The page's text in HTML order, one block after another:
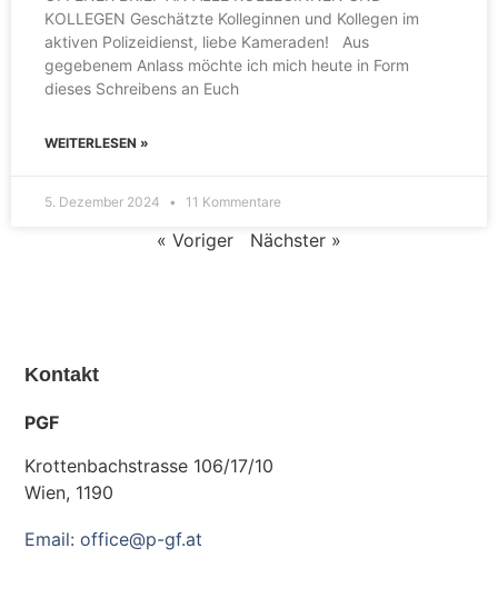
KOLLEGEN Geschätzte Kolleginnen und Kollegen im
aktiven Polizeidienst, liebe Kameraden! Aus
gegebenem Anlass möchte ich mich heute in Form
dieses Schreibens an Euch
WEITERLESEN »
5. Dezember 2024 11 Kommentare
« Voriger Nächster »
Kontakt
PGF
Krottenbachstrasse 106/17/10
Wien, 1190
Email: office@p-gf.at